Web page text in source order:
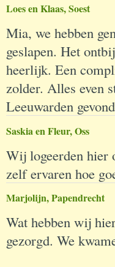
Loes en Klaas, Soest
Mia, we hebben
geslapen. Het
heerlijk. Een
zolder. Alles even
Leeuwarden
Saskia en Fleur, Oss
Wij logeerden hier
zelf ervaren hoe
Marjolijn, Papendrecht
Wat hebben wij
gezorgd. We